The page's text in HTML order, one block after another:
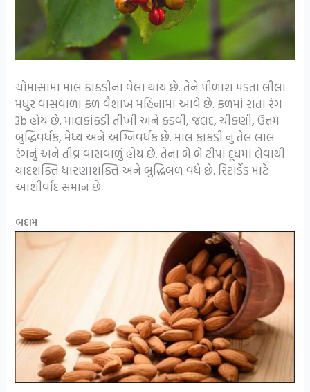
ચોમાસામાં માલ કાકડીના વેલા થાય છે. તેને પીળાશ પડતાં લીલા
મધુર વાસવાળા ફળ વૈશાખ મહિનામાં આવે છે. ફળમાં રાતા રંગ
3b હોય છે. માલકાંકડી તીખી અને કડવી, જલદ, ચીકણી, ઉત્તમ
બુદ્ધિવર્ધક, મેધ્ય અને અગ્નિવર્ધક છે. માલ કાકડી નું તેલ લાલ
રંગનું અને તીવ્ર વાસવાળું હોય છે. તેના બે બે ટીપાં દૂધમાં લેવાથી
યાદશક્તિ ધારણાશક્તિ અને બુદ્ધિબળ વધે છે. રિટાર્ડેડ માટે
આશીર્વાદ સમાન છે.
બદામ